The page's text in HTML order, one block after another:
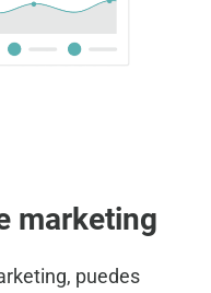
marketing
puedes